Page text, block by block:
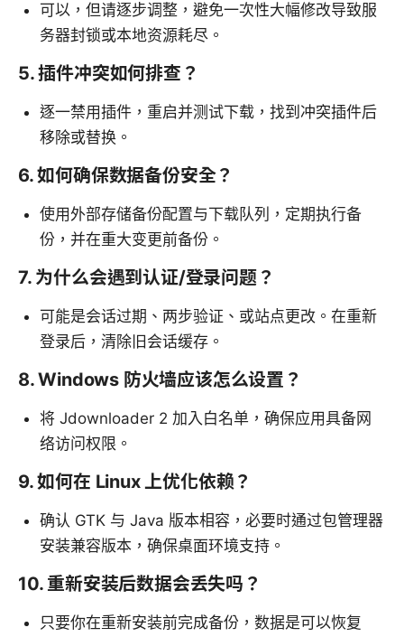
可以，但请逐步调整，避免一次性大幅修改导致服
务器封锁或本地资源耗尽。
5. 插件冲突如何排查？
逐一禁用插件，重启并测试下载，找到冲突插件后
移除或替换。
6. 如何确保数据备份安全？
使用外部存储备份配置与下载队列，定期执行备
份，并在重大变更前备份。
7. 为什么会遇到认证/登录问题？
可能是会话过期、两步验证、或站点更改。在重新
登录后，清除旧会话缓存。
8. Windows 防火墙应该怎么设置？
将 Jdownloader 2 加入白名单，确保应用具备网
络访问权限。
9. 如何在 Linux 上优化依赖？
确认 GTK 与 Java 版本相容，必要时通过包管理器
安装兼容版本，确保桌面环境支持。
10. 重新安装后数据会丢失吗？
只要你在重新安装前完成备份，数据是可以恢复